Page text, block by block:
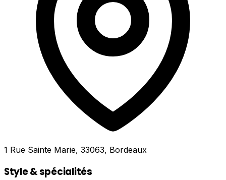
1 Rue Sainte Marie, 33063, Bordeaux
Style & spécialités